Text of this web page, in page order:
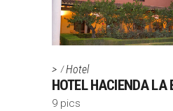
> Hotel
HOTEL HACIENDA
9 pics